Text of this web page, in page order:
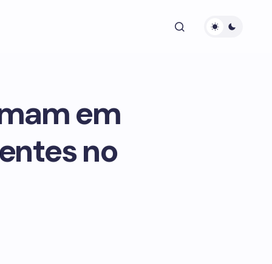
em
no